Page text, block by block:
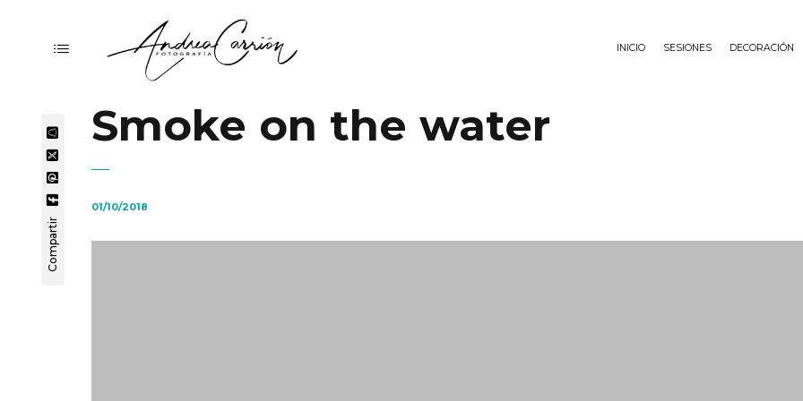
INICIO SESIONES DECORACIÓN
Smoke on the water
Compartir
01/10/2018